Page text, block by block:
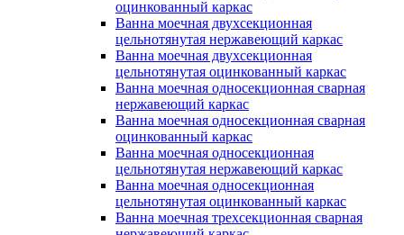
оцинкованный каркас
Ванна моечная двухсекционная
цельнотянутая нержавеющий каркас
Ванна моечная двухсекционная
цельнотянутая оцинкованный каркас
Ванна моечная односекционная сварная
нержавеющий каркас
Ванна моечная односекционная сварная
оцинкованный каркас
Ванна моечная односекционная
цельнотянутая нержавеющий каркас
Ванна моечная односекционная
цельнотянутая оцинкованный каркас
Ванна моечная трехсекционная сварная